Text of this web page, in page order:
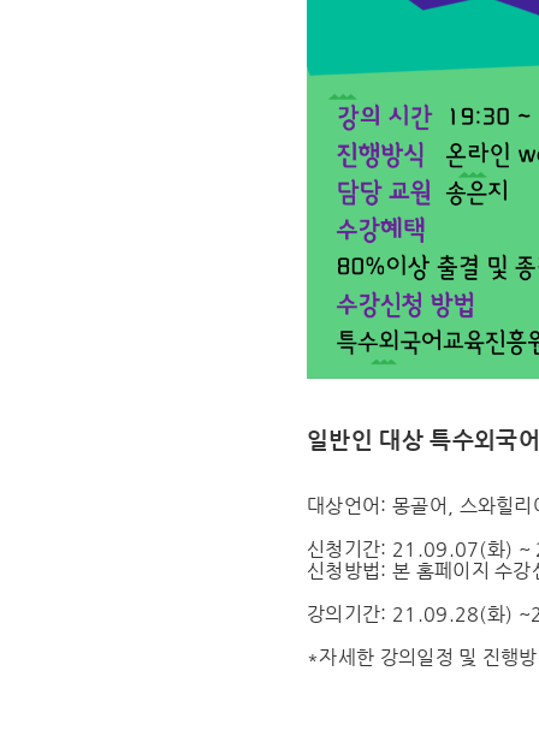
일반인 대상 특수외국
대상언어: 몽골어, 스와힐
신청기간: 21.09.07(화)
신청방법: 본 홈페이지 수
강의기간: 21.09.28(화)
*자세한 강의일정 및 진행